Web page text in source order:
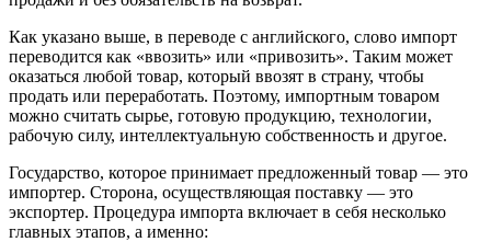
Как указано выше, в переводе с английского, слово импорт
переводится как «ввозить» или «привозить». Таким может
оказаться любой товар, который ввозят в страну, чтобы
продать или переработать. Поэтому, импортным товаром
можно считать сырье, готовую продукцию, технологии,
рабочую силу, интеллектуальную собственность и другое.
Государство, которое принимает предложенный товар — это
импортер. Сторона, осуществляющая поставку — это
экспортер. Процедура импорта включает в себя несколько
главных этапов, а именно: